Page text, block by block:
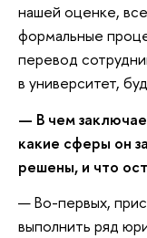
нашей оценке,
формальные
перевод
в университет,
— В чем
какие сферы он
решены, и что
— Во-первых,
выполнить ряд